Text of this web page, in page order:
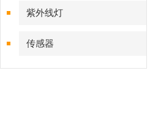
紫外线灯
传感器